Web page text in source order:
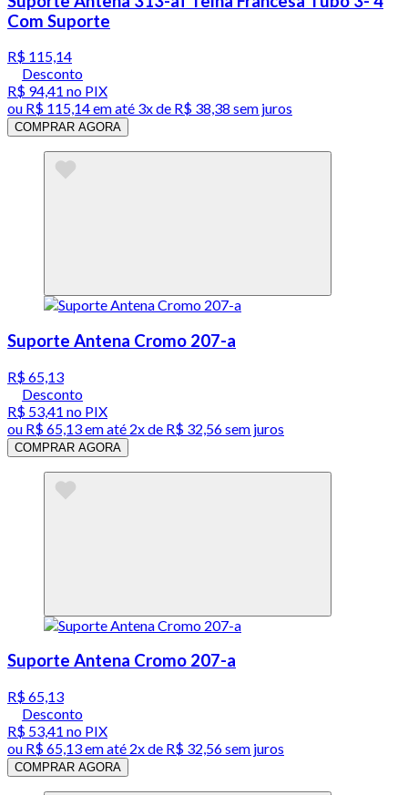
Com Suporte
R$ 115,14
Desconto
R$ 94,41 no PIX
ou R$ 115,14em até 3x de R$ 38,38 sem juros
COMPRAR AGORA
Suporte Antena Cromo 207-a
R$ 65,13
Desconto
R$ 53,41 no PIX
ou R$ 65,13em até 2x de R$ 32,56 sem juros
COMPRAR AGORA
Suporte Antena Cromo 207-a
R$ 65,13
Desconto
R$ 53,41 no PIX
ou R$ 65,13em até 2x de R$ 32,56 sem juros
COMPRAR AGORA